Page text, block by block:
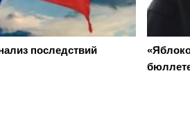
последствий